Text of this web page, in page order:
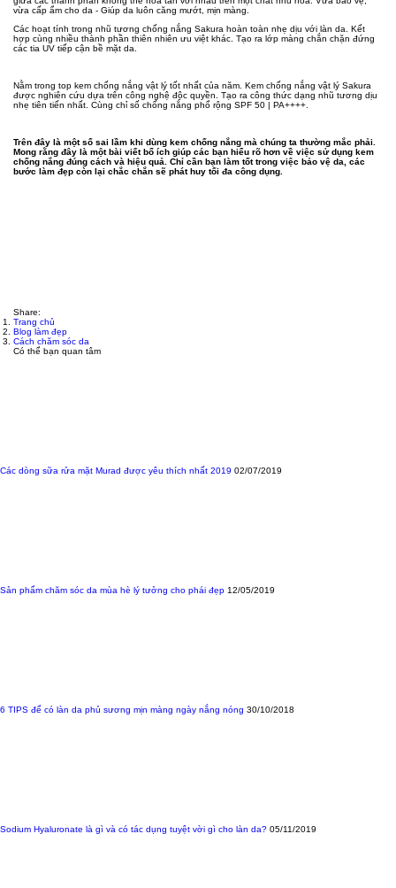
vừa cấp ẩm cho da - Giúp da luôn căng mướt, mịn màng.
Các hoạt tính trong nhũ tương chống nắng Sakura hoàn toàn nhẹ dịu với làn da. Kết
hợp cùng nhiều thành phần thiên nhiên ưu việt khác. Tạo ra lớp màng chắn chặn đứng
các tia UV tiếp cận bề mặt da.
Nằm trong top kem chống nắng vật lý tốt nhất của năm. Kem chống nắng vật lý Sakura
được nghiên cứu dựa trên công nghệ độc quyền. Tạo ra công thức dạng nhũ tương dịu
nhẹ tiên tiến nhất. Cùng chỉ số chống nắng phổ rộng SPF 50 | PA++++.
Trên đây là một số sai lầm khi dùng kem chống nắng mà chúng ta thường mắc phải.
Mong rằng đây là một bài viết bổ ích giúp các bạn hiểu rõ hơn về việc sử dụng kem
chống nắng đúng cách và hiệu quả. Chỉ cần bạn làm tốt trong việc bảo vệ da, các
bước làm đẹp còn lại chắc chắn sẽ phát huy tối đa công dụng.
Share:
Trang chủ
Blog làm đẹp
Cách chăm sóc da
Có thể bạn quan tâm
Các dòng sữa rửa mặt Murad được yêu thích nhất 2019 02/07/2019
Sản phẩm chăm sóc da mùa hè lý tưởng cho phái đẹp 12/05/2019
6 TIPS để có làn da phủ sương mịn màng ngày nắng nóng 30/10/2018
Sodium Hyaluronate là gì và có tác dụng tuyệt vời gì cho làn da? 05/11/2019